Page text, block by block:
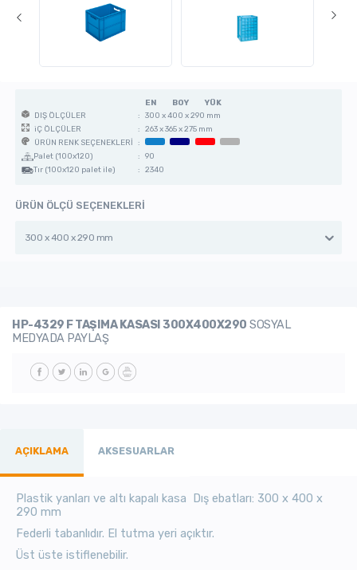
EN BOY
YÜK
DIŞ ÖLÇÜLER
: 300 x 400 x 290 mm
iÇ ÖLÇÜLER
: 263 x 365 x 275 mm
ÜRÜN RENK SEÇENEKLERİ :
Palet (100x120)
: 90
Tır (100x120 palet ile)
: 2340
ÜRÜN ÖLÇÜ SEÇENEKLERİ
300 x 400 x 290 mm
HP-4329 F TAŞIMA KASASI 300X400X290 SOSYAL
MEDYADA PAYLAŞ
AÇIKLAMA AKSESUARLAR
Plastik yanları ve altı kapalı kasa Dış ebatları: 300 x 400 x
290 mm
Federli tabanlıdır. El tutma yeri açıktır.
Üst üste istiflenebilir.